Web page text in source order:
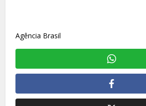
Agência Brasil